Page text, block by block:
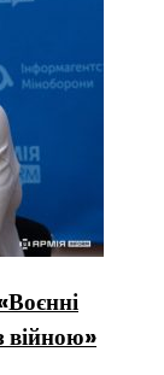
війною»